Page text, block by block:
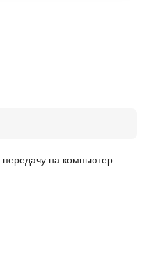
передачу на компьютер